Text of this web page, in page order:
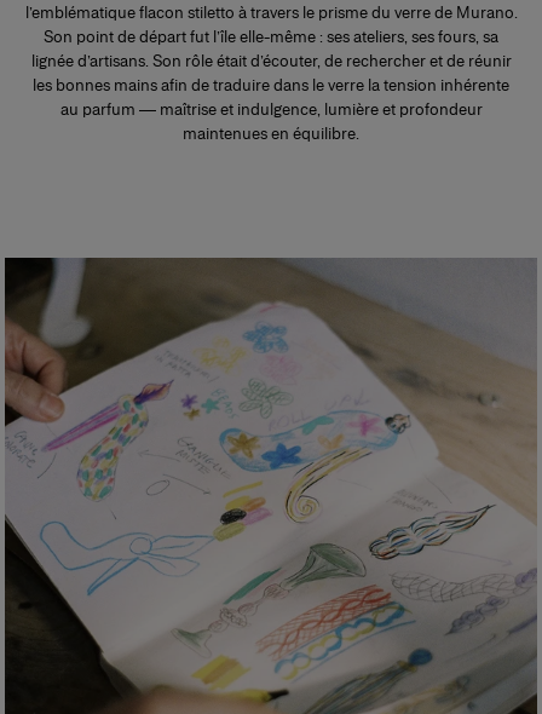
l’emblématique flacon stiletto à travers le prisme du verre de Murano.
Son point de départ fut l’île elle-même : ses ateliers, ses fours, sa
lignée d’artisans. Son rôle était d’écouter, de rechercher et de réunir
les bonnes mains afin de traduire dans le verre la tension inhérente
au parfum — maîtrise et indulgence, lumière et profondeur
maintenues en équilibre.